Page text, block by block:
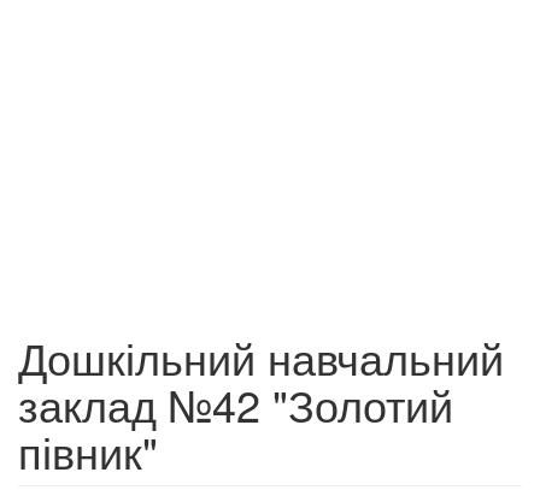
Дошкільний навчальний
заклад №42 "Золотий
півник"